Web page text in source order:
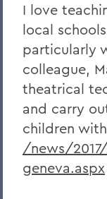
I love
local
particularly
colleague,
theatrical
and carry
children
/news/
geneva.aspx